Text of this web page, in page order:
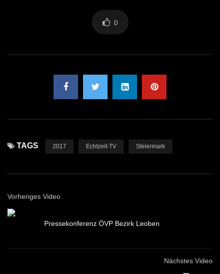
0
TAGS 2017 Echtzeit-TV Steiermark
Vorheriges Video
Pressekonferenz ÖVP Bezirk Leoben
Nächstes Video